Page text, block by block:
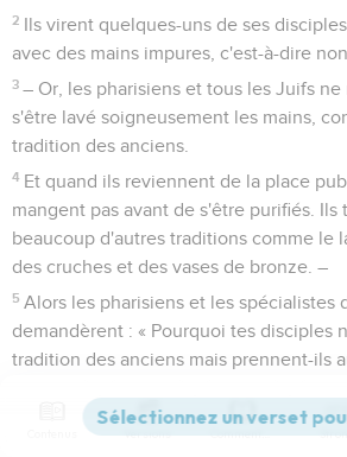
2 Ils virent quelques-uns de ses
avec des mains impures, c'est-à-dire
3 – Or, les pharisiens et tous les Juifs ne
s'être lavé soigneusement les mains,
tradition des anciens.
4 Et quand ils reviennent de la place
mangent pas avant de s'être purifiés.
beaucoup d'autres traditions comme le
des cruches et des vases de bronze. –
5 Alors les pharisiens et les spécialistes
demandèrent : « Pourquoi tes disciples
tradition des anciens mais prennent-ils
Jésus leur répondit : « Hypocrites,
Versions Commentaires